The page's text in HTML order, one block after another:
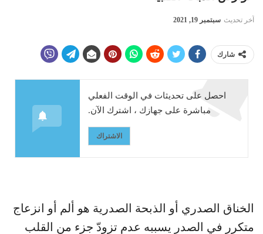
آخر تحديث سبتمبر 19, 2021
شارك
احصل على تحديثات في الوقت الفعلي
مباشرة على جهازك ، اشترك الآن.
الاشتراك
الخناق الصدري أو الذبحة الصدرية هو ألم أو انزعاج
متكرر في الصدر يسببه عدم تزودّ جزء من القلب